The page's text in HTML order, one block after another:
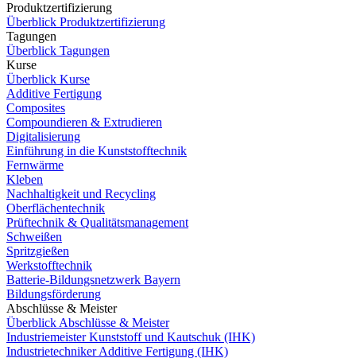
Produktzertifizierung
Überblick Produktzertifizierung
Tagungen
Überblick Tagungen
Kurse
Überblick Kurse
Additive Fertigung
Composites
Compoundieren & Extrudieren
Digitalisierung
Einführung in die Kunststofftechnik
Fernwärme
Kleben
Nachhaltigkeit und Recycling
Oberflächentechnik
Prüftechnik & Qualitätsmanagement
Schweißen
Spritzgießen
Werkstofftechnik
Batterie-Bildungsnetzwerk Bayern
Bildungsförderung
Abschlüsse & Meister
Überblick Abschlüsse & Meister
Industriemeister Kunststoff und Kautschuk (IHK)
Industrietechniker Additive Fertigung (IHK)